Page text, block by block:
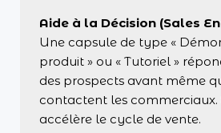
Aide à la Décision (Sales
Une capsule de type «
produit » ou « Tutoriel »
des prospects avant même
contactent les commerciaux.
accélère le cycle de vente.